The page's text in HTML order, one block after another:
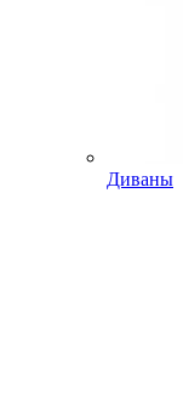
Диваны